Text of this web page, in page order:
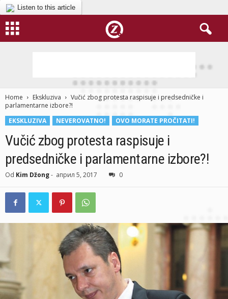
Listen to this article
Home Ekskluziva
Vučić zbog protesta raspisuje i predsedničke i
parlamentarne izbore?!
EKSKLUZIVA
NEVEROVATNO! OVO MORATE PROČITATI!
Vučić zbog protesta raspisuje i
predsedničke i parlamentarne izbore?!
Od Kim Džong- април 5, 2017 0